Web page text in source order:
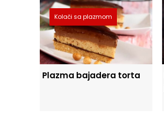
Kolači sa plazmom
Plazma bajadera torta